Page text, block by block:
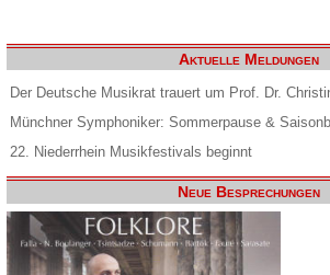
Aktuelle Meldungen
Der Deutsche Musikrat trauert um Prof. Dr.
Münchner Symphoniker: Sommerpause &
22. Niederrhein Musikfestivals beginnt
Neue Besprechungen